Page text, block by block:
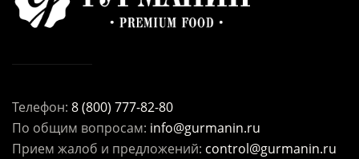
Телефон: 8 (800) 777-82-80
По общим вопросам: info@gurmanin.ru
Прием жалоб и предложений: control@gurmanin.ru